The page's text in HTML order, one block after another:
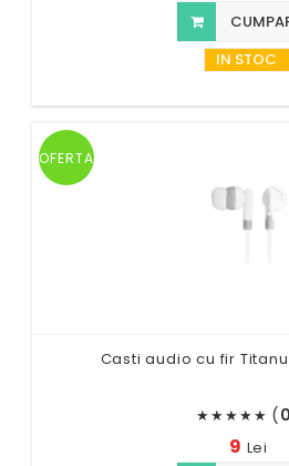
IN STOC
OFERTA
Casti audio cu fir
★★★★★ (0
9 Lei